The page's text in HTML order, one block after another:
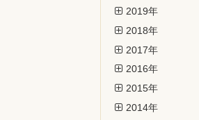
2019年
2018年
2017年
2016年
2015年
2014年